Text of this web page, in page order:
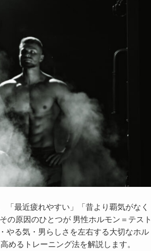
最近疲れやすい」「昔より覇気がなく
原因のひとつが 男性ホルモン＝テスト
やる気・男らしさを左右する大切なホル
めるトレーニング法を解説します。